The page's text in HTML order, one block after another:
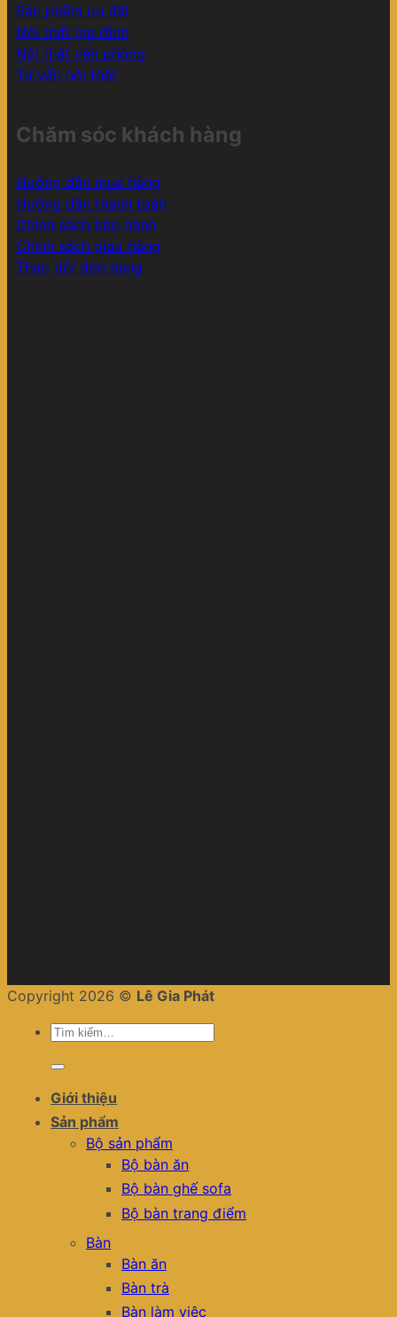
Sản phẩm ưu đãi
Nội thất gia đình
Nội thất văn phòng
Tư vấn nội thất
Chăm sóc khách hàng
Hướng dẫn mua hàng
Hướng dẫn thanh toán
Chính sách bảo hành
Chính sách giao hàng
Theo dõi đơn hàng
Copyright 2026 © Lê Gia Phát
Tìm
Giới thiệu
Sản phẩm
Bộ sản phẩm
Bộ bàn ăn
Bộ bàn ghế sofa
Bộ bàn trang điểm
Bàn
Bàn ăn
Bàn trà
Bàn làm việc